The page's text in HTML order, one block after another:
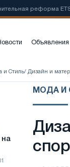
реформа ETS в
Объявления
и Стиль/ Дизайн и
на
МОДА И